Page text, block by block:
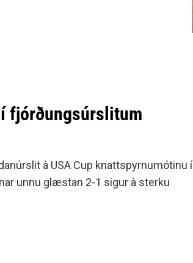
fjórðungsúrslitum
à USA Cup knattspyrnumótinu í
unnu glæstan 2-1 sigur à sterku